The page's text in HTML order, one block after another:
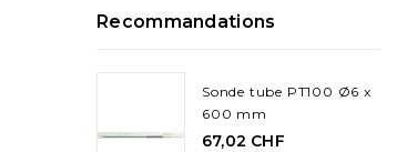
Recommandations
Sonde tube PT100 Ø6 x
600 mm
67,02 CHF